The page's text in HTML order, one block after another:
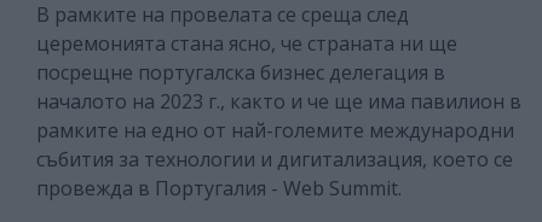
В рамките на провелата се среща след
церемонията стана ясно, че страната ни ще
посрещне португалска бизнес делегация в
началото на 2023 г., както и че ще има павилион в
рамките на едно от най-големите международни
събития за технологии и дигитализация, което се
провежда в Португалия - Web Summit.